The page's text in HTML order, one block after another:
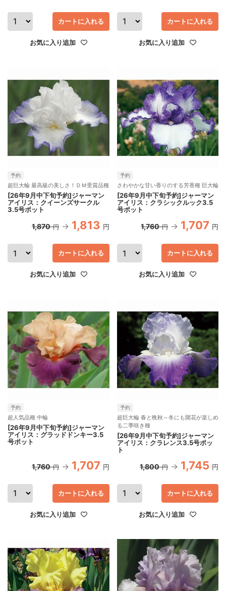
お気に入り追加
カートに入れる
お気に入り追加
カートに入れる
予約
超巨大輪 最高級の美しさ！ＤＭ受賞品種
[26年9月中下旬予約]ジャーマン
アイリス：クイーンズサークル
3.5号ポット
1,870 円 1,813 円
お気に入り追加
カートに入れる
予約
さわやかな甘い香りのする芳香種 巨大輪
[26年9月中下旬予約]ジャーマン
アイリス：クラシックルック3.5
号ポット
1,760 円 1,707 円
お気に入り追加
カートに入れる
予約
超人気品種 中輪
[26年9月中下旬予約]ジャーマン
アイリス：グラッドドンキー3.5
号ポット
1,760 円 1,707 円
お気に入り追加
カートに入れる
予約
超巨大輪 春と晩秋～冬にも開花が楽しめ
る二季咲き種
[26年9月中下旬予約]ジャーマン
アイリス：クラレンス3.5号ポッ
ト
1,800 円 1,745 円
お気に入り追加
カートに入れる